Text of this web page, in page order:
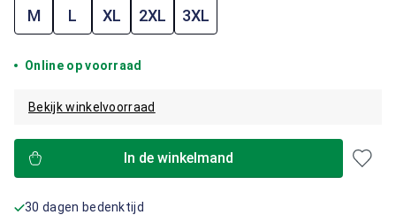
M L XL 2XL 3XL
Online op voorraad
Bekijk winkelvoorraad
In de winkelmand
30 dagen bedenktijd